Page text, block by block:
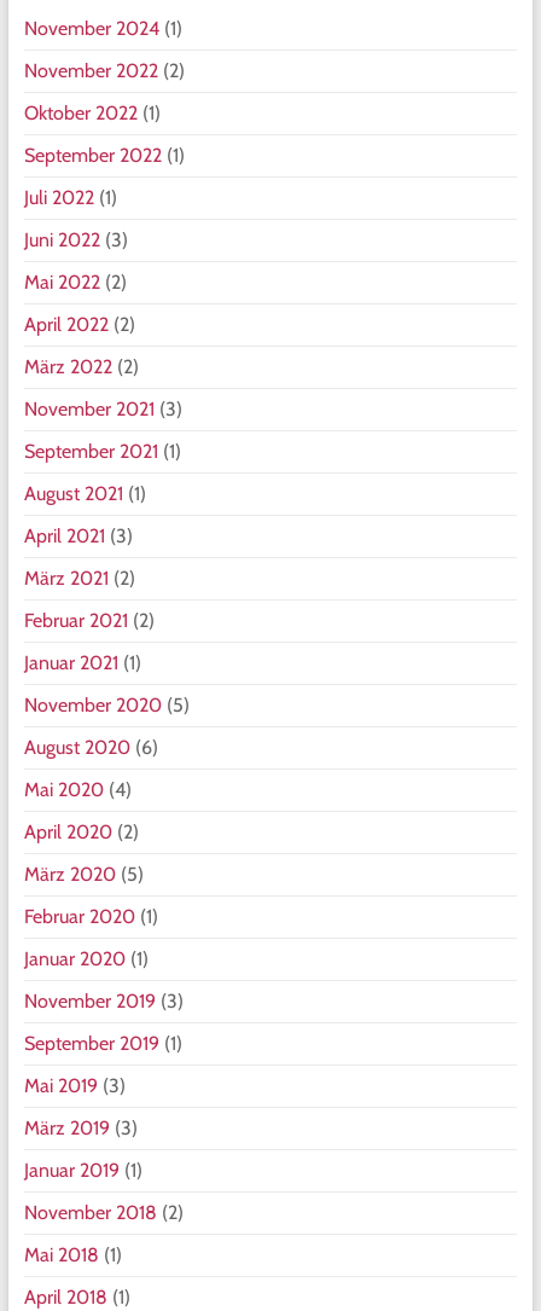
November 2024(1)
November 2022(2)
Oktober 2022(1)
September 2022(1)
Juli 2022(1)
Juni 2022(3)
Mai 2022(2)
April 2022(2)
März 2022(2)
November 2021 (3)
September 2021 (1)
August 2021 (1)
April 2021 (3)
März 2021 (2)
Februar 2021 (2)
Januar 2021 (1)
November 2020(5)
August 2020(6)
Mai 2020(4)
April 2020(2)
März 2020(5)
Februar 2020(1)
Januar 2020(1)
November 2019 (3)
September 2019 (1)
Mai 2019 (3)
März 2019 (3)
Januar 2019 (1)
November 2018 (2)
Mai 2018 (1)
April 2018 (1)